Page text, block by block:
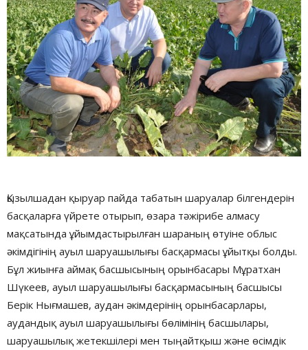
Қызылшадан қыруар пайда табатын шаруалар білгендерін
басқаларға үйрете отырып, өзара тәжірибе алмасу
мақсатында ұйымдастырылған шараның өтуіне облыс
әкімдігінің ауыл шаруашылығы басқармасы ұйытқы болды.
Бұл жиынға аймақ басшысының орынбасары Мұратхан
Шүкеев, ауыл шаруашылығы басқармасының басшысы
Берік Нығмашев, аудан әкімдерінің орынбасарлары,
аудандық ауыл шаруашылығы бөлімінің басшылары,
шаруашылық жетекшілері мен тыңайтқыш және өсімдік